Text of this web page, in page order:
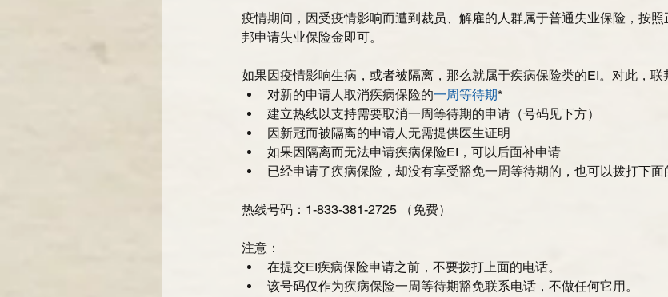
疫情期间，因受疫情影响而遭到裁员、解雇的人群属于普通失业保险，按
邦申请失业保险金即可。
如果因疫情影响生病，或者被隔离，那么就属于疾病保险类的EI。对此，联
对新的申请人取消疾病保险的一周等待期*
建立热线以支持需要取消一周等待期的申请（号码见下方）
因新冠而被隔离的申请人无需提供医生证明
如果因隔离而无法申请疾病保险EI，可以后面补申请
已经申请了疾病保险，却没有享受豁免一周等待期的，也可以拨打下面
热线号码：1-833-381-2725 （免费）
注意：
在提交EI疾病保险申请之前，不要拨打上面的电话。
该号码仅作为疾病保险一周等待期豁免联系电话，不做任何它用。